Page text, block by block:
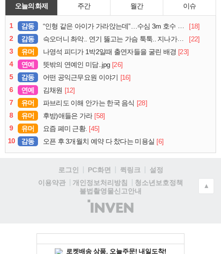
오늘의 화제 주간 월간 이슈
1 감동 “인형 같은 아이가 가라앉는데”…수심 3m 호수 뛰어든 60대 의인
[18]
2
감동 슥오더니 촤악.. 연기 뚫고는 가슴 툭툭.. 지나가던 아재의 정체
[22]
3
유머 나영석 피디가 1박2일때 출연자들을 굴린 배경 [23]
4
연예 뜻밖의 연예인 미담..jpg [26]
5
감동 어떤 공익근무요원 이야기 [16]
6
연예 김채원 [12]
7
유머 파브리도 이해 안가는 한국 음식 [28]
8
유머 후방)애들은 가라 [58]
9
유머 요즘 폐미 근황. [45]
10
감동 오픈 후 3개월치 예약 다 찼다는 미용실 [6]
로그인 PC화면 퀵링크
설정
이용약관
개인정보처리방침
청소년보호정책
불법촬영물신고안내
(주)
인
▲